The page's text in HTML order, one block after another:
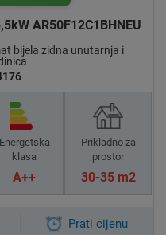
uređaja Samsung Luzon
stranici
AR50F12C1BHNEU
bijela zidna unutarnja i
Energetska
klasa
A++
Prikladno za
prostor
30-35 m2
Prati cijenu